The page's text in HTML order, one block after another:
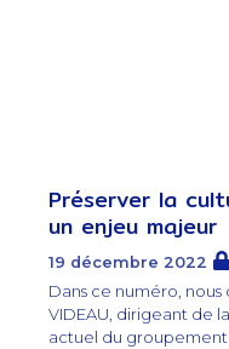
Préserver la
un enjeu majeur
19 décembre 2022
Dans ce numéro,
VIDEAU, dirigeant de
actuel du groupement